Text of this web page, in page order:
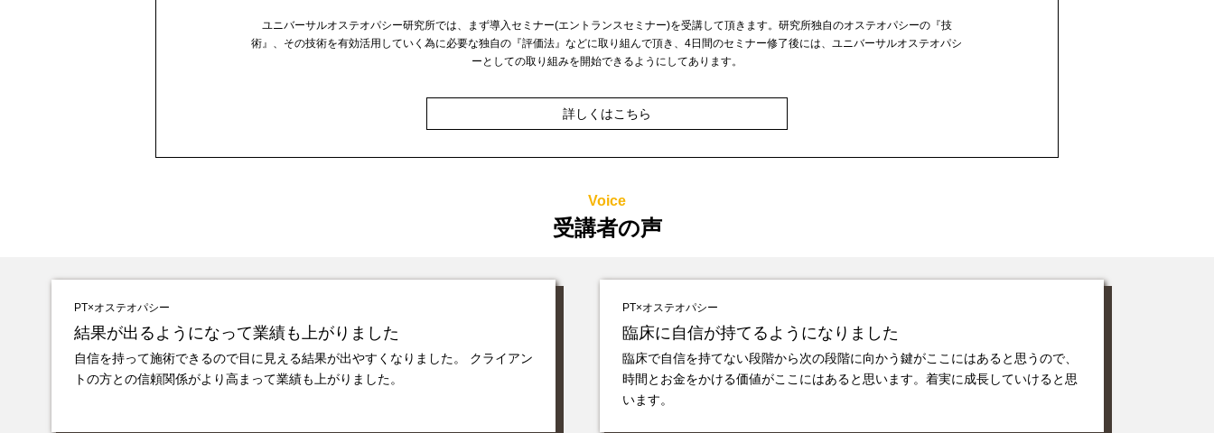
ユニバーサルオステオパシー研究所では、まず導入セミナー(エントランスセミナー)を受講して頂きます。 研究所独自のオステオパシーの『技
術』、その技術を有効活用していく為に必要な独自の『評価法』などに取り組んで頂き、4日間のセミナー修了後には、ユニバーサルオステオパシ
ーとしての取り組みを開始できるようにしてあります。
詳しくはこちら
Voice
受講者の声
PT×オステオパシー
結果が出るようになって業績も上がりました
自信を持って施術できるので目に見える結果が出やすくなりました。 クライアン
トの方との信頼関係がより高まって業績も上がりました。
PT×オステオパシー
臨床に自信が持てるようになりました
臨床で自信を持てない段階から次の段階に向かう鍵がここにはあると思うので、
時間とお金をかける価値がここにはあると思います。着実に成長していけると思
います。